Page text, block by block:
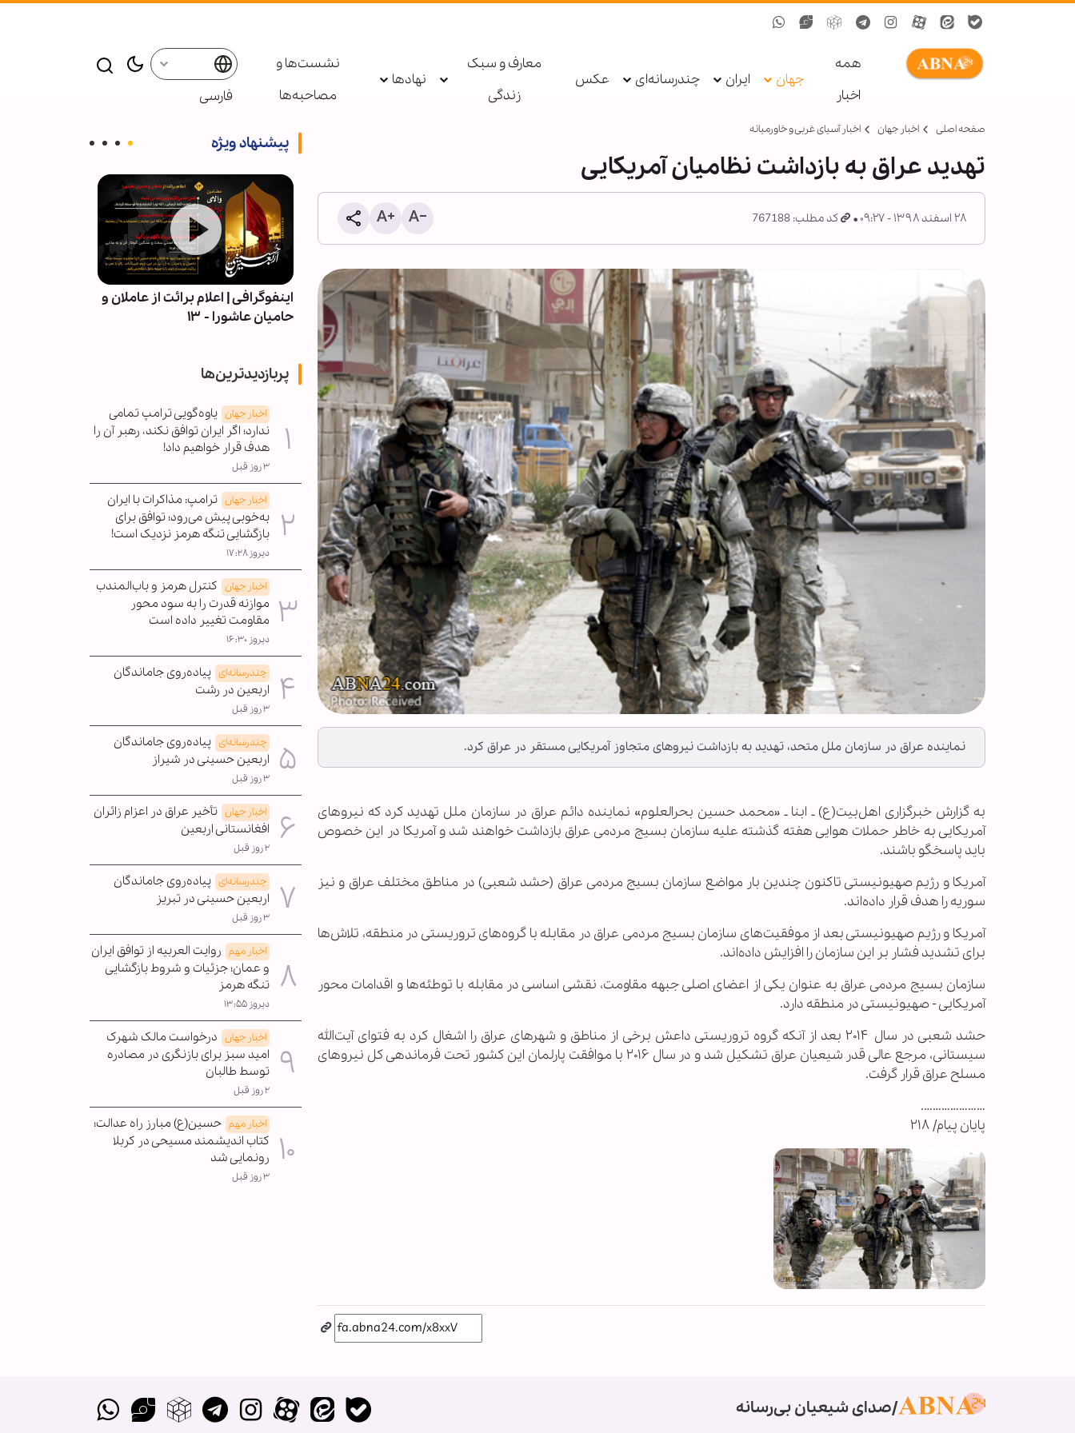
همه
اخبار
جهان ایران چندرسانه‌ای عکس
معارف و سبک
زندگی
نهادها
نشست‌ها و
مصاحبه‌ها
فارسی
صفحه اصلی اخبار جهان اخبار آسیای غربی و خاورمیانه
تهدید عراق به بازداشت نظاميان آمریکایی
۲۸ اسفند ۱۳۹۸ - ۰۹:۲۷ کد مطلب: 767188
نماینده عراق در سازمان ملل متحد، تهدید به بازداشت نیرو‌های متجاوز آمریکایی مستقر در عراق کرد.
به گزارش خبرگزاری اهل‌بیت(ع) ـ ابنا ـ «محمد حسین بحرالعلوم» نماینده دائم عراق در سازمان ملل تهدید کرد که نیرو‌های
آمریکایی به خاطر حملات هوایی هفته گذشته علیه سازمان بسیج مردمی عراق بازداشت خواهند شد و آمريکا در این خصوص
باید پاسخگو باشند.
آمریکا و رژیم صهیونیستی تاکنون چندین بار مواضع سازمان بسیج مردمی عراق (حشد شعبی) در مناطق مختلف عراق و نیز
سوریه را هدف قرار داد‌ه‌اند.
آمریکا و رژیم صهیونیستی بعد از موفقیت‌های سازمان بسیج مردمی عراق در مقابله با گروه‌های تروریستی در منطقه، تلاش‌ها
برای تشدید فشار بر این سازمان را افزایش داده‌اند.
سازمان بسیج مردمی عراق به عنوان یکی از اعضای اصلی جبهه مقاومت، نقشی اساسی در مقابله با توطئه‌ها و اقدامات محور
آمریکایی - صهیونیستی در منطقه دارد.
حشد شعبی در سال ۲۰۱۴ بعد از آنکه گروه تروریستی داعش برخی از مناطق و شهر‌های عراق را اشغال کرد به فتوای آیت‌الله
سیستانی، مرجع عالی قدر شیعیان عراق تشکیل شد و در سال ۲۰۱۶ با موافقت پارلمان این کشور تحت فرماندهی کل نیرو‌های
مسلح عراق قرار گرفت.
………………….
پایان پیام/ ۲۱۸
پیشنهاد ویژه
پادکست ابنا - روایت یک دهه | قلمِ
شکسته
اینفوگرافی | اعلام برائت از عاملان و
حامیان عاشورا - ۱۳
پربازدیدترین‌ها
اخبار جهان یاوه‌گویی ترامپ تمامی
ندارد؛ اگر ایران توافق نکند، رهبر آن را
هدف قرار خواهیم داد!
۳ روز قبل
اخبار جهان ترامپ: مذاکرات با ایران
به‌خوبی پیش می‌رود؛ توافق برای
بازگشایی تنگه هرمز نزدیک است!
دیروز ۱۷:۲۸
اخبار جهان کنترل هرمز و باب‌المندب
موازنه قدرت را به سود محور
مقاومت تغییر داده است
دیروز ۱۶:۳۰
چندرسانه‌ای پیاده‌روی جاماندگان
اربعین در رشت
۳ روز قبل
چندرسانه‌ای پیاده‌روی جاماندگان
اربعین حسینی در شیراز
۳ روز قبل
اخبار جهان تأخیر عراق در اعزام زائران
افغانستانی اربعین
۲ روز قبل
چندرسانه‌ای پیاده‌روی جاماندگان
اربعین حسینی در تبریز
۳ روز قبل
اخبار مهم روایت العربیه از توافق ایران
و عمان؛ جزئیات و شروط بازگشایی
تنگه هرمز
دیروز ۱۳:۵۵
اخبار جهان درخواست مالک شهرک
امید سبز برای بازنگری در مصادره
توسط طالبان
۲ روز قبل
اخبار مهم حسین(ع) مبارز راه عدالت؛
کتاب اندیشمند مسیحی در کربلا
رونمایی شد
۳ روز قبل
صدای شیعیان بی‌رسانه